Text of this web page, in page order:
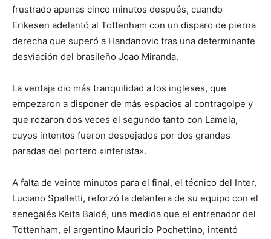
frustrado apenas cinco minutos después, cuando
Erikesen adelantó al Tottenham con un disparo de pierna
derecha que superó a Handanovic tras una determinante
desviación del brasileño Joao Miranda.
La ventaja dio más tranquilidad a los ingleses, que
empezaron a disponer de más espacios al contragolpe y
que rozaron dos veces el segundo tanto con Lamela,
cuyos intentos fueron despejados por dos grandes
paradas del portero «interista».
A falta de veinte minutos para el final, el técnico del Inter,
Luciano Spalletti, reforzó la delantera de su equipo con el
senegalés Keita Baldé, una medida que el entrenador del
Tottenham, el argentino Mauricio Pochettino, intentó